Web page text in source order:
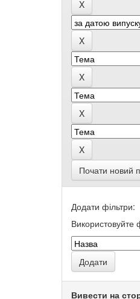
Почати новий
Додати фільтри:
Використовуйте
Вивести на